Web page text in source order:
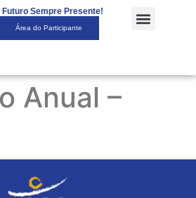
Futuro Sempre Presente!
Área do Participante
Anual –